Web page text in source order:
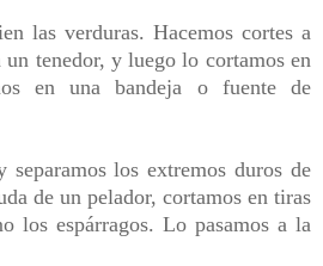
las verduras. Hacemos cortes a
tenedor, y luego lo cortamos en
en una bandeja o fuente de
separamos los extremos duros de
de un pelador, cortamos en tiras
los espárragos. Lo pasamos a la